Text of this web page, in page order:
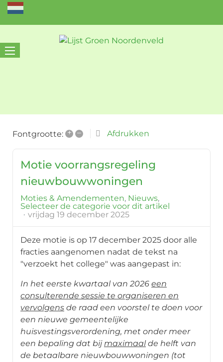
Fontgrootte: + – Afdrukken
Motie voorrangsregeling
nieuwbouwwoningen
Moties & Amendementen Nieuws
Selecteer de categorie voor dit artikel
vrijdag 19 december 2025
Deze motie is op 17 december 2025 door alle
fracties aangenomen nadat de tekst na
"verzoekt het college" was aangepast in:
In het eerste kwartaal van 2026 een
consulterende sessie te organiseren en
vervolgens de raad een voorstel te doen voor
een nieuwe gemeentelijke
huisvestingsverordening, met onder meer
een bepaling dat bijmaximaalde helft van
de betaalbare nieuwbouwwoningen (tot